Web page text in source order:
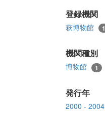
登録機関
萩博物館 1
機関種別
博物館 1
発行年
2000 - 2004